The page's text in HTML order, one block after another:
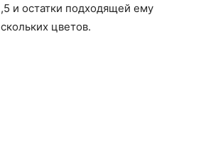
и остатки подходящей ему
цветов.